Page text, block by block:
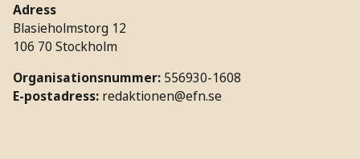
Adress
Blasieholmstorg 12
106 70 Stockholm
Organisationsnummer: 556930-1608
E-postadress: redaktionen@efn.se